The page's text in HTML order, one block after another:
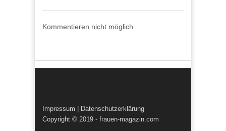
Kommentieren nicht möglich
Impressum
Datenschutzerklärung
Copyright © 2019 - frauen-magazin.com